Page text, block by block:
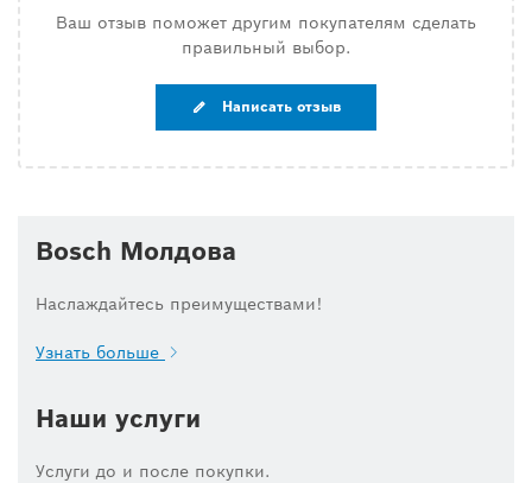
Ваш отзыв поможет другим покупателям сделать
правильный выбор.
Написать отзыв
Bosch Молдова
Наслаждайтесь преимуществами!
Узнать больше
Наши услуги
Услуги до и после покупки.